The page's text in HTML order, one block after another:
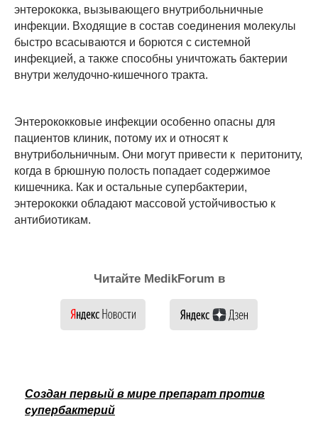
энтерококка, вызывающего внутрибольничные
инфекции. Входящие в состав соединения молекулы
быстро всасываются и борются с системной
инфекцией, а также способны уничтожать бактерии
внутри желудочно-кишечного тракта.
Энтерококковые инфекции особенно опасны для
пациентов клиник, потому их и относят к
внутрибольничным. Они могут привести к перитониту,
когда в брюшную полость попадает содержимое
кишечника. Как и остальные супербактерии,
энтерококки обладают массовой устойчивостью к
антибиотикам.
Читайте MedikForum в
Создан первый в мире препарат против
супербактерий